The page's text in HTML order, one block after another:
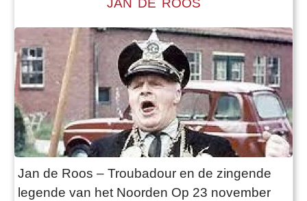
JAN DE ROOS
Jan de Roos – Troubadour en de zingende
legende van het Noorden Op 23 november